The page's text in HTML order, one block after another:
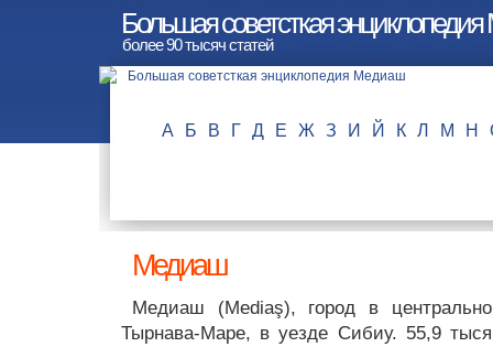
Большая советсткая
более 90 тысяч статей
А Б В Г Д Е Ж З И Й К Л М Н
Медиаш
Медиаш (Mediaş), город в
Тырнава-Маре, в уезде Сибиу. 55,9